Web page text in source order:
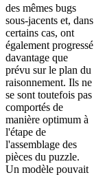
des mêmes bugs
sous-jacents et, dans
certains cas, ont
également progressé
davantage que
prévu sur le plan du
raisonnement. Ils ne
se sont toutefois pas
comportés de
manière optimum à
l'étape de
l'assemblage des
pièces du puzzle.
Un modèle pouvait